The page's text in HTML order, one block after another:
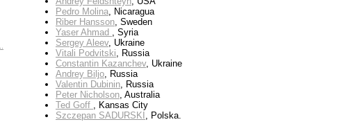
Pedro Molina, Nicaragua
Riber Hansson, Sweden
Yaser Ahmad , Syria
Sergey Aleev, Ukraine
Vitali Podvitski, Russia
Constantin Kazanchev, Ukraine
Andrey Biljo, Russia
Valentin Dubinin, Russia
Peter Nicholson, Australia
Ted Goff , Kansas City
Szczepan SADURSKI , Polska.